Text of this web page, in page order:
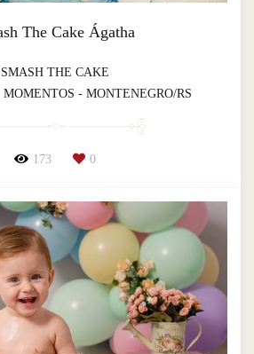
The Cake Ágatha
SMASH THE CAKE
- MONTENEGRO/RS
173 0